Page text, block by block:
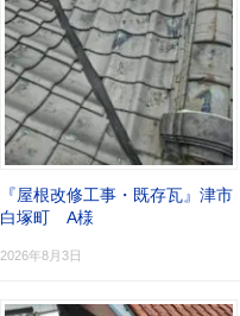
『屋根改修工事・既存瓦』津市
白塚町 A様
2026年8月3日